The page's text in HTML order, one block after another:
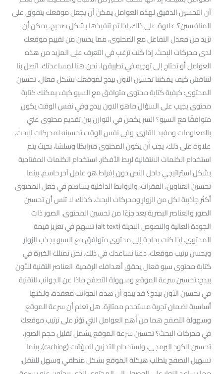
أن التحسين الدقيق لهذه العوامل يمكن أن يجعل موقعك يتفوق على
المنافسين؟ علاوة على ذلك، إذا تم تنفيذها بشكل صحيح، يمكن أن
تزيد من معدل التفاعل مع المحتوى، مما يحسن من تقييم موقعك
لدى محركات البحث. إذا كنت ترغب في التعرف على المزيد من هذه
العوامل أو تحتاج إلى توجيه في تطبيقها، نحن هنا لمساعدتك. اتصل بنا
لنناقش كيف يمكننا تحسين الأون بيدج لموقعك بشكل فعال. تحسين
المحتوى: كيفية كتابة محتوى متوافق مع السيو كيف يمكنك كتابة
محتوى يجيب على السؤال ماهو الاون بيدج وفي نفس الوقت يكون
متوافقًا مع السيو؟ السر يكمن في التوازن بين تقديم محتوى غني
بالمعلومات ومفيد للقارئ، وفي نفس الوقت تحسينه لمحركات البحث.
علاوة على ذلك، يجب أن يكون المحتوى مترابطًا وسلسًا، بحيث يتم
استخدام الكلمات الانتقالية لربط الأفكار. استخدام الكلمات المفتاحية
بشكل استراتيجي داخل النص دون إفراط هو عامل آخر حاسم. بينما
تحسين العناوين، الفقرات، والروابط الداخلية يساهم في جعل المحتوى
أكثر جاذبية لكل من الزوار ومحركات البحث. كذلك، لا تنس أن تحسين
الصور والعناصر البصرية يعد جزءًا من تحسين المحتوى. الصور ذات
الجودة العالية والنصوص البديلة (alt text) تسهم في تعزيز قيمة
المحتوى. إذا كنت بحاجة إلى محتوى متوافق مع السيو يجذب الزوار
ويحسن ترتيب موقعك، دعنا نساعدك في ذلك. نحن نمتلك الخبرة في
كتابة محتوى سيو فعال يحقق أهدافك الرقمية. العناصر التقنية للأون
بيدج: تحسين سرعة الموقع وسهولة التصفح ماذا عن الجوانب التقنية
في تحسين الأون بيدج؟ قد يبدو أن هذه الجوانب معقدة، ولكنها
أساسية لضمان تجربة مستخدم ممتازة. هل تعلم أن سرعة الموقع
وسهولة التصفح هما من أهم العوامل التي تؤثر على ترتيب موقعك
في محركات البحث؟ تحسين سرعة الموقع يشمل تقليل حجم الصور،
تحسين الكود البرمجي، واستخدام التخزين المؤقت (caching). بينما
تسهيل التصفح يتطلب هيكلة الموقع بشكل منطقي وسهل للتنقل،